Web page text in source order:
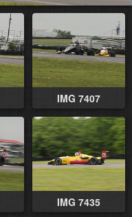
IMG 7407
IMG 7435